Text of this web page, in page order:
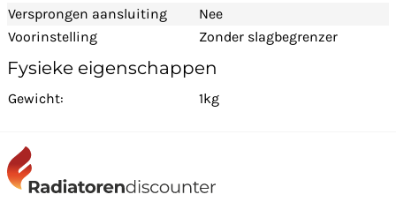
Versprongen aansluiting
Nee
Voorinstelling
Zonder slagbegrenzer
Fysieke eigenschappen
Gewicht: 1kg